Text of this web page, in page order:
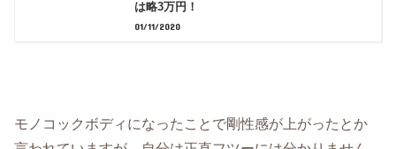
は略3万円！
01/11/2020
モノコックボディになったことで剛性感が上がったとか